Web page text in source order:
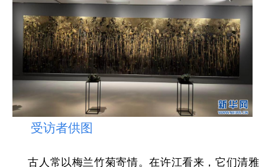
受访者供图
古人常以梅兰竹菊寄情。在许江看来，它们清雅